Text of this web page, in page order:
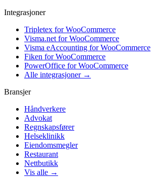
Integrasjoner
Tripletex for WooCommerce
Visma.net for WooCommerce
Visma eAccounting for WooCommerce
Fiken for WooCommerce
PowerOffice for WooCommerce
Alle integrasjoner →
Bransjer
Håndverkere
Advokat
Regnskapsfører
Helseklinikk
Eiendomsmegler
Restaurant
Nettbutikk
Vis alle →